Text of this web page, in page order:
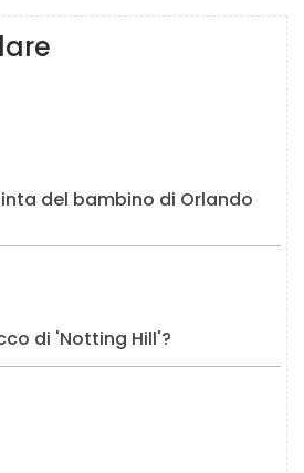
del bambino di Orlando
di 'Notting Hill'?